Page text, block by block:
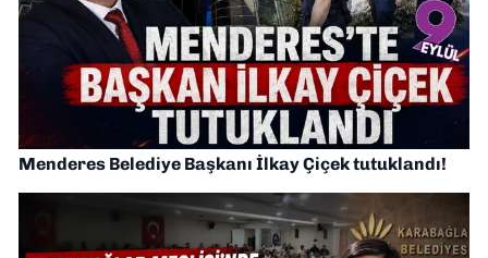
Menderes Belediye Başkanı İlkay Çiçek tutuklandı!